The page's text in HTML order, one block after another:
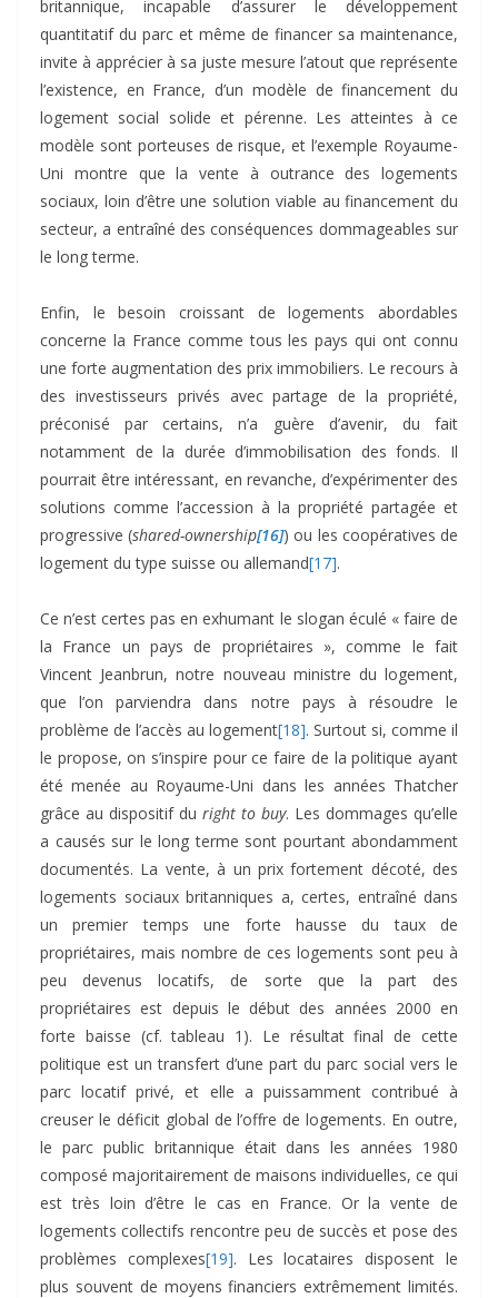
britannique, incapable d’assurer le développement
quantitatif du parc et même de financer sa maintenance,
invite à apprécier à sa juste mesure l’atout que représente
l’existence, en France, d’un modèle de financement du
logement social solide et pérenne. Les atteintes à ce
modèle sont porteuses de risque, et l’exemple Royaume-
Uni montre que la vente à outrance des logements
sociaux, loin d’être une solution viable au financement du
secteur, a entraîné des conséquences dommageables sur
le long terme.
Enfin, le besoin croissant de logements abordables
concerne la France comme tous les pays qui ont connu
une forte augmentation des prix immobiliers. Le recours à
des investisseurs privés avec partage de la propriété,
préconisé par certains, n’a guère d’avenir, du fait
notamment de la durée d’immobilisation des fonds. Il
pourrait être intéressant, en revanche, d’expérimenter des
solutions comme l’accession à la propriété partagée et
progressive (shared-ownership[16]) ou les coopératives de
logement du type suisse ou allemand[17].
Ce n’est certes pas en exhumant le slogan éculé « faire de
la France un pays de propriétaires », comme le fait
Vincent Jeanbrun, notre nouveau ministre du logement,
que l’on parviendra dans notre pays à résoudre le
problème de l’accès au logement[18]. Surtout si, comme il
le propose, on s’inspire pour ce faire de la politique ayant
été menée au Royaume-Uni dans les années Thatcher
grâce au dispositif du right to buy. Les dommages qu’elle
a causés sur le long terme sont pourtant abondamment
documentés. La vente, à un prix fortement décoté, des
logements sociaux britanniques a, certes, entraîné dans
un premier temps une forte hausse du taux de
propriétaires, mais nombre de ces logements sont peu à
peu devenus locatifs, de sorte que la part des
propriétaires est depuis le début des années 2000 en
forte baisse (cf. tableau 1). Le résultat final de cette
politique est un transfert d’une part du parc social vers le
parc locatif privé, et elle a puissamment contribué à
creuser le déficit global de l’offre de logements. En outre,
le parc public britannique était dans les années 1980
composé majoritairement de maisons individuelles, ce qui
est très loin d’être le cas en France. Or la vente de
logements collectifs rencontre peu de succès et pose des
problèmes complexes[19]. Les locataires disposent le
plus souvent de moyens financiers extrêmement limités.